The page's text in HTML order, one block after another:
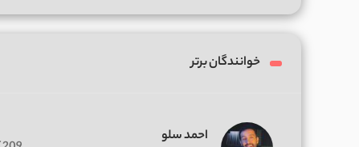
خوانندگان برتر
احمد سلو